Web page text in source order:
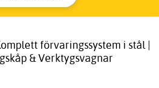
förvaringssystem i stål |
& Verktygsvagnar